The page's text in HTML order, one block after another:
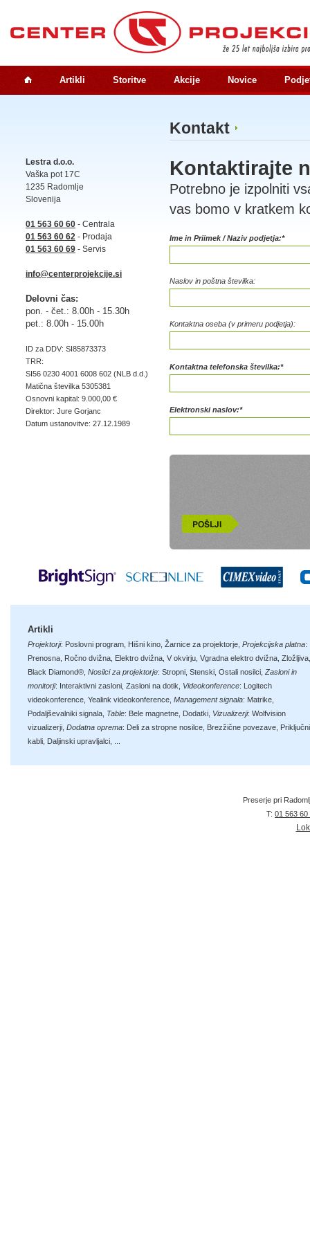
Artikli Storitve Akcije Novice
Lestra d.o.o.
Vaška pot 17C
1235 Radomlje
Slovenija
01 563 60 60 - Centrala
01 563 60 62 - Prodaja
01 563 60 69 - Servis
info@centerprojekcije.si
Delovni čas:
pon. - čet.: 8.00h - 15.30h
pet.: 8.00h - 15.00h
ID za DDV: SI85873373
TRR:
SI56 0230 4001 6008 602 (NLB d.d.)
Matična številka 5305381
Osnovni kapital: 9.000,00 €
Direktor: Jure Gorjanc
Datum ustanovitve: 27.12.1989
Kontakt
Kontaktirajte
Potrebno je izpolniti
vas bomo v kratkem
Ime in Priimek / Naziv podjetja:*
Naslov in poštna številka:
Kontaktna oseba (v primeru podjetja):
Kontaktna telefonska številka:*
Elektronski naslov:*
Artikli
Projektorji: Poslovni program Hišni kino Žarnice za projektorje Projekcijska platna:
Prenosna Ročno dvižna Elektro dvižna V okvirju Vgradna elektro dvižna Zložljiva
Black Diamond® Nosilci za projektorje: Stropni Stenski Ostali nosilci Zasloni in
monitorji: Interaktivni zasloni Zasloni na dotik Videokonference: Logitech
videokonference Yealink videokonference Management signala: Matrike
Podaljševalniki signala Table: Bele magnetne Dodatki Vizualizerji: Wolfvision
vizualizerji Dodatna oprema: Deli za stropne nosilce Brezžične povezave Priključni
kabli Daljinski upravljalci
Preserje pri
T: 01 563 60